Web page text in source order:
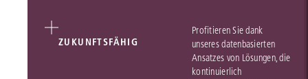
ZUKUNFTSFÄHIG
Profitieren Sie dank
unseres datenbasierten
Ansatzes von Lösungen, die
kontinuierlich